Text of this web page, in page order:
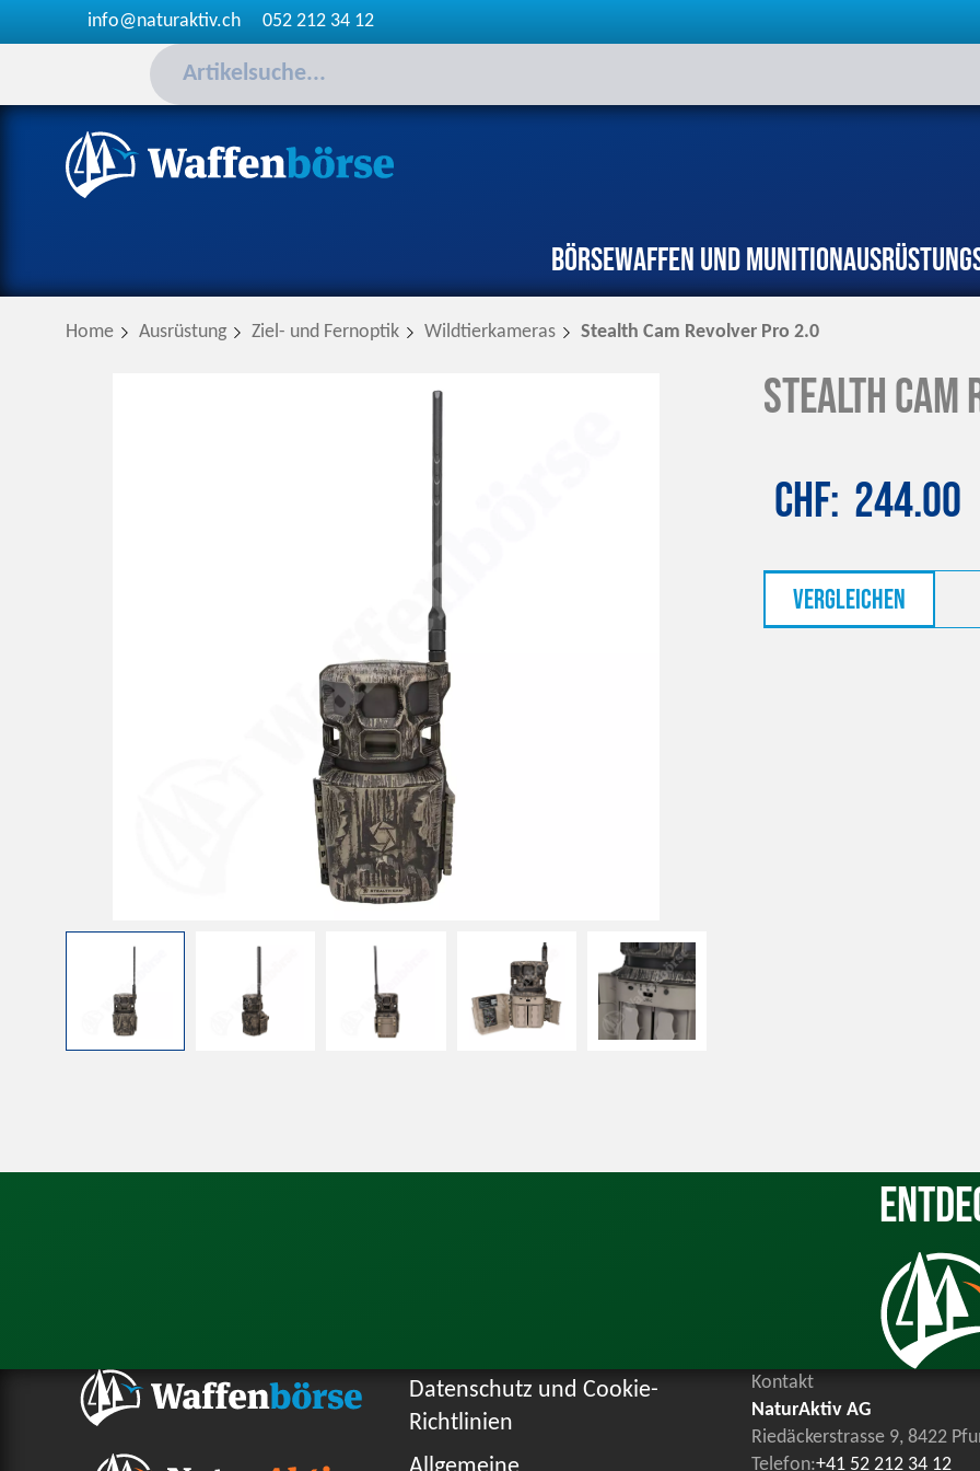
info@naturaktiv.ch 052 212 34 12
BörseWaffen und MunitionAusrüstung
Home Ausrüstung Ziel- und Fernoptik Wildtierkameras Stealth Cam Revolver Pro 2.0
Stealth Cam
CHF 244.00
vergleichen
Datenschutz und Cookie-
Richtlinien
Kontakt
NaturAktiv AG
Riedäckerstrasse 9, 8422
Telefon:+41 52 212 34 12